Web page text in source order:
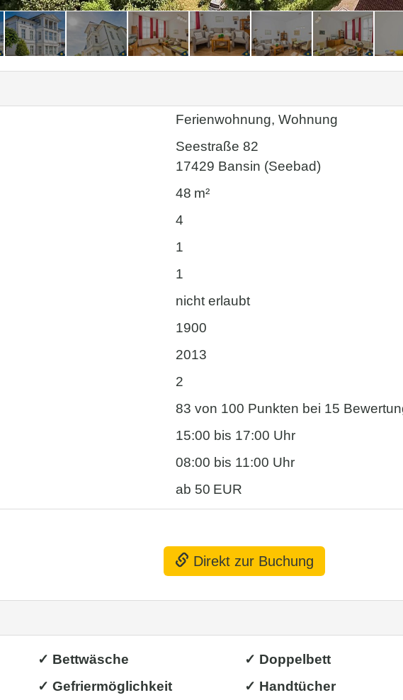
Ferienwohnung, Wohnung
Seestraße 82
17429 Bansin (Seebad)
48 m²
4
1
1
nicht erlaubt
1900
2013
2
83 von 100 Punkten bei 15
15:00 bis 17:00 Uhr
08:00 bis 11:00 Uhr
ab 50 EUR
Direkt zur Buchung
✓ Bettwäsche
✓ Doppelbett
✓ Gefriermöglichkeit
✓ Handtücher